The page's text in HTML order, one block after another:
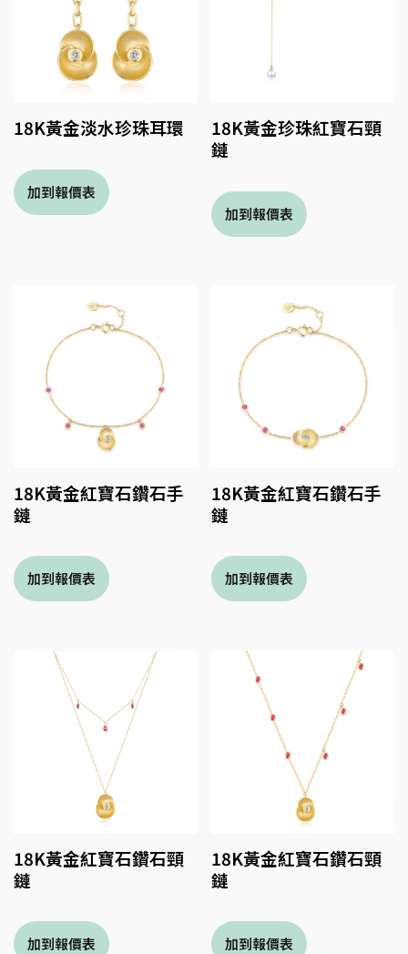
18K黃金淡水珍珠耳環
18K黃金珍珠紅寶石頸
鏈
18K黃金紅寶石鑽石手
鏈
18K黃金紅寶石鑽石手
鏈
18K黃金紅寶石鑽石頸
鏈
18K黃金紅寶石鑽石頸
鏈